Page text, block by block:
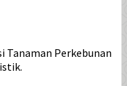
Tanaman Perkebunan